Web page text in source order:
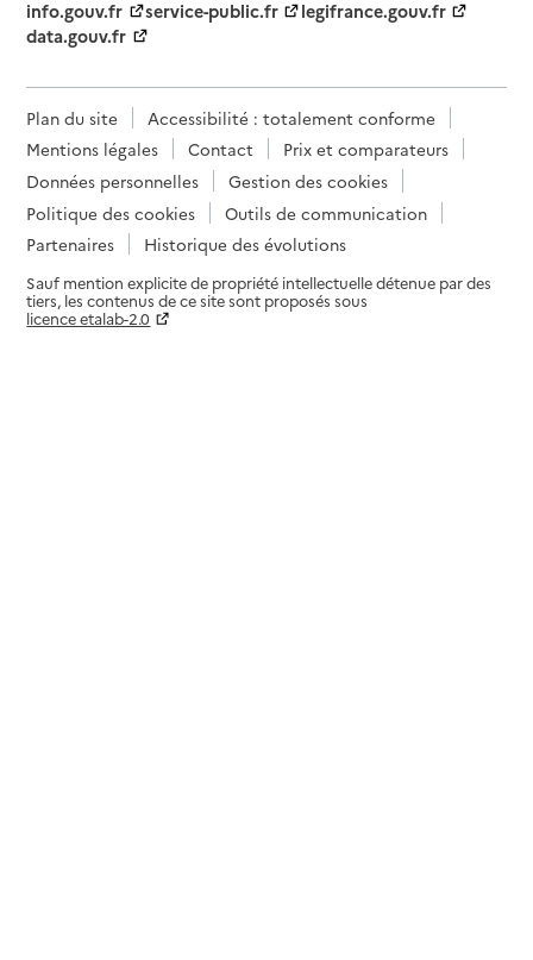
info.gouv.fr service-public.fr
legifrance.gouv.fr
data.gouv.fr
Plan du site
Accessibilité : totalement conforme
Mentions légales
Contact
Prix et comparateurs
Données personnelles
Gestion des cookies
Politique des cookies
Outils de communication
Partenaires
Historique des évolutions
Sauf mention explicite de propriété intellectuelle détenue par des
tiers, les contenus de ce site sont proposés sous
licence etalab-2.0